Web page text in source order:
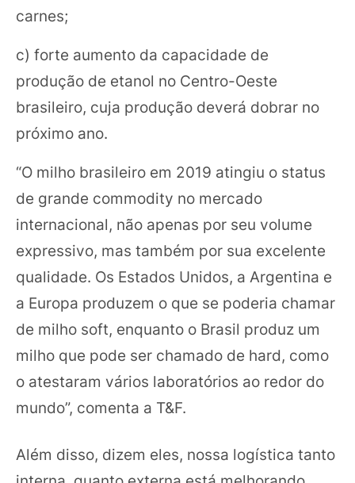
carnes;
c) forte aumento da capacidade de
produção de etanol no Centro-Oeste
brasileiro, cuja produção deverá dobrar no
próximo ano.
“O milho brasileiro em 2019 atingiu o status
de grande commodity no mercado
internacional, não apenas por seu volume
expressivo, mas também por sua excelente
qualidade. Os Estados Unidos, a Argentina e
a Europa produzem o que se poderia chamar
de milho soft, enquanto o Brasil produz um
milho que pode ser chamado de hard, como
o atestaram vários laboratórios ao redor do
mundo”, comenta a T&F.
Além disso, dizem eles, nossa logística tanto